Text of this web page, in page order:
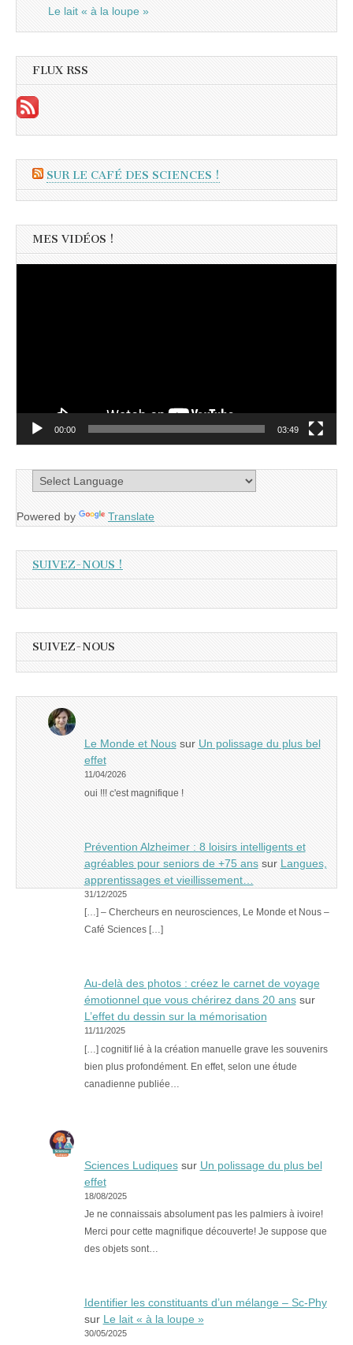
Le lait « à la loupe »
FLUX RSS
SUR LE CAFÉ DES SCIENCES !
MES VIDÉOS !
00:00 03:49
Powered by Translate
SUIVEZ-NOUS !
SUIVEZ-NOUS
Le Monde et Noussur Un polissage du plus bel
effet
11/04/2026
oui !!! c'est magnifique !
Prévention Alzheimer : 8 loisirs intelligents et
agréables pour seniors de +75 anssur Langues,
apprentissages et vieillissement…
31/12/2025
[…] – Chercheurs en neurosciences, Le Monde et Nous –
Café Sciences […]
Au-delà des photos : créez le carnet de voyage
émotionnel que vous chérirez dans 20 anssur
L’effet du dessin sur la mémorisation
11/11/2025
[…] cognitif lié à la création manuelle grave les souvenirs
bien plus profondément. En effet, selon une étude
canadienne publiée…
Sciences Ludiquessur Un polissage du plus bel
effet
18/08/2025
Je ne connaissais absolument pas les palmiers à ivoire!
Merci pour cette magnifique découverte! Je suppose que
des objets sont…
Identifier les constituants d’un mélange – Sc-Phy
sur Le lait « à la loupe »
30/05/2025